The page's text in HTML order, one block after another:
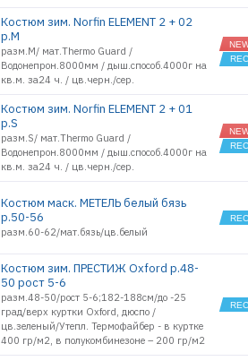
Костюм зим. Norfin ELEMENT 2 + 02
р.M
разм.M/ мат.Thermo Guard /
Водонепрон.8000мм / дыш.способ.4000г на
кв.м. за24 ч. / цв.черн./сер.
Костюм зим. Norfin ELEMENT 2 + 01
р.S
разм.S/ мат.Thermo Guard /
Водонепрон.8000мм / дыш.способ.4000г на
кв.м. за24 ч. / цв.черн./сер.
Костюм маск. МЕТЕЛЬ белый бязь
р.50-56
разм.60-62/мат.бязь/цв.белый
Костюм зим. ПРЕСТИЖ Oxford р.48-
50 рост 5-6
разм.48-50/рост 5-6;182-188см/до -25
град/верх куртки Oxford, дюспо /
цв.зеленый/Утепл. Термофайбер - в куртке
400 гр/м2, в полукомбинезоне – 200 гр/м2